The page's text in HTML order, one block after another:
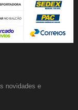
novidades e